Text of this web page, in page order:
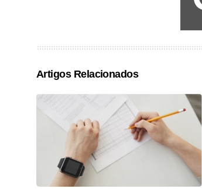
Artigos Relacionados